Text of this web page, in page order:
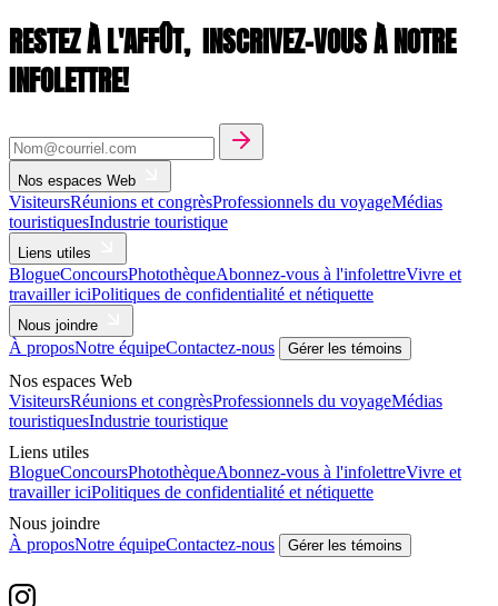
RESTEZ À L'AFFÛT, INSCRIVEZ-VOUS À NOTRE
INFOLETTRE!
Nos espaces Web
VisiteursRéunions et congrèsProfessionnels du voyageMédias
touristiquesIndustrie touristique
Liens utiles
BlogueConcoursPhotothèqueAbonnez-vous à l'infolettreVivre et
travailler iciPolitiques de confidentialité et nétiquette
Nous joindre
À proposNotre équipeContactez-nous Gérer les témoins
Nos espaces Web
VisiteursRéunions et congrèsProfessionnels du voyageMédias
touristiquesIndustrie touristique
Liens utiles
BlogueConcoursPhotothèqueAbonnez-vous à l'infolettreVivre et
travailler iciPolitiques de confidentialité et nétiquette
Nous joindre
À proposNotre équipeContactez-nous Gérer les témoins